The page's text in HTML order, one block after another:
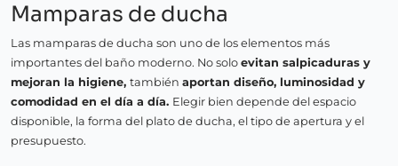
Mamparas de ducha
Las mamparas de ducha son uno de los elementos más
importantes del baño moderno. No solo evitan salpicaduras y
mejoran la higiene, también aportan diseño, luminosidad y
comodidad en el día a día. Elegir bien depende del espacio
disponible, la forma del plato de ducha, el tipo de apertura y el
presupuesto.